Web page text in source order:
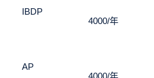
IBDP
4000/年
AP